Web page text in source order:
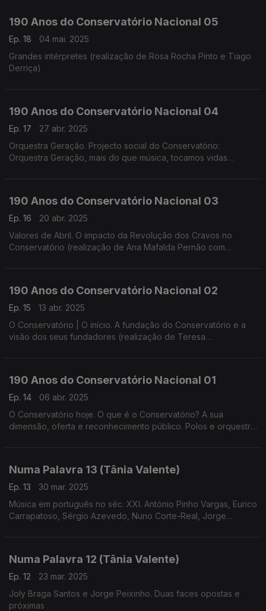
190 Anos do Conservatório Nacional 05
Ep. 18
04 mai. 2025
Grandes intérpretes (realização de Rosa Rocha Pinto e Tiago
Derriça)
190 Anos do Conservatório Nacional 04
Ep. 17
27 abr. 2025
Orquestra Geração. Projecto social do Conservatório:
Orquestra Geração, mais do que música, tocamos vidas
190 Anos do Conservatório Nacional 03
Ep. 16
20 abr. 2025
Valores de Abril. O impacto da Revolução dos Cravos no
Conservatório (realização de Ana Mafalda Pernão com
190 Anos do Conservatório Nacional 02
Ep. 15
13 abr. 2025
O Conservatório | O início. A fundação do Conservatório e a
visão dos seus fundadores (realização de Teresa
190 Anos do Conservatório Nacional 01
Ep. 14
06 abr. 2025
O Conservatório hoje. O que é o Conservatório? A sua
dimensão, oferta e reconhecimento público. Polos e orquestra
Numa Palavra 13 (Tânia Valente)
Ep. 13
30 mar. 2025
Música em português no séc. XXI. António Pinho Vargas, Eurico
Carrapatoso, Sérgio Azevedo, Nuno Corte-Real, Jorge
Numa Palavra 12 (Tânia Valente)
Ep. 12
23 mar. 2025
Joly Braga Santos e Jorge Peixinho. Duas faces opostas e
próximas